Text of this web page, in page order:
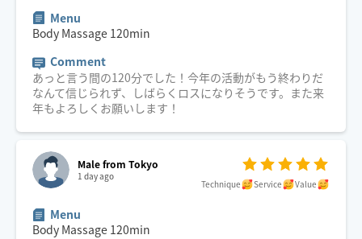
Menu
Body Massage 120min
Comment
あっと言う間の120分でした！今年の活動がもう終わりだ
なんて信じられず、しばらくロスになりそうです。また来
年もよろしくお願いします！
Male from Tokyo
1 day ago
Technique Service Value
Menu
Body Massage 120min